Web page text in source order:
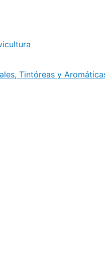
Tintóreas y